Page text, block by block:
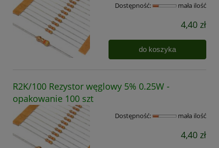
Dostępność: mała ilość
4,40 zł
do koszyka
R2K/100 Rezystor węglowy 5% 0.25W -
opakowanie 100 szt
Dostępność: mała ilość
4,40 zł